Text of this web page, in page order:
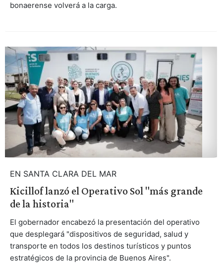
bonaerense volverá a la carga.
EN SANTA CLARA DEL MAR
Kicillof lanzó el Operativo Sol "más grande
de la historia"
El gobernador encabezó la presentación del operativo
que desplegará "dispositivos de seguridad, salud y
transporte en todos los destinos turísticos y puntos
estratégicos de la provincia de Buenos Aires".